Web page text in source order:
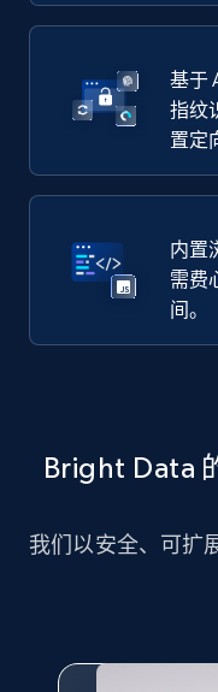
基于
指纹
置定
内置
需费
间。
Bright Data
我们以安全、可扩